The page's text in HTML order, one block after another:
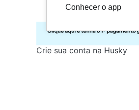
Crie sua conta na Husky
Conhecer o app